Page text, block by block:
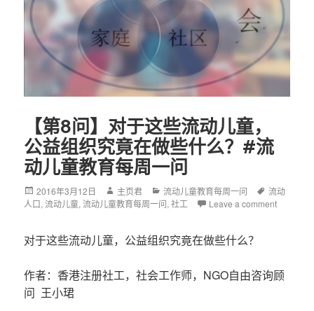
【第8问】对于这些流动儿童，
公益组织究竟在做些什么？#流
动儿童教育每周一问
Posted
on
2016年3月12日 Author
主页君 Categories
流动儿童教育每周一问 Tags
流动
人口,流动儿童,流动儿童教育每周一问,社工 Leave a comment
对于这些流动儿童，公益组织究竟在做些什么？
作者：香港注册社工，社会工作师，NGO自由咨询顾
问 王小珺